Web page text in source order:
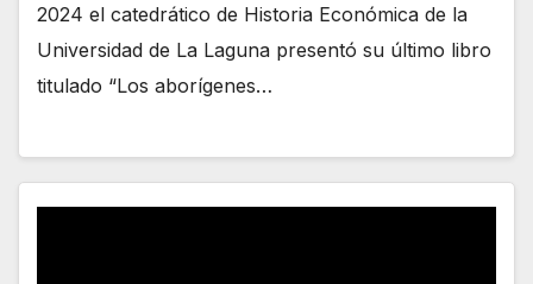
2024 el catedrático de Historia Económica de la
Universidad de La Laguna presentó su último libro
titulado “Los aborígenes…